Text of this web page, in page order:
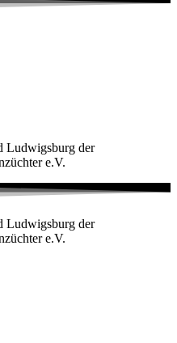
Ludwigsburg der
e.V.
Ludwigsburg der
e.V.